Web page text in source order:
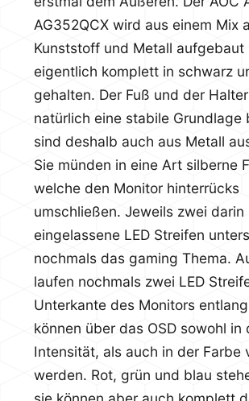
AG352QCX wird aus einem Mix
Kunststoff und Metall aufgebaut
eigentlich komplett in schwarz
gehalten. Der Fuß und der
natürlich eine stabile Grundlage
sind deshalb auch aus Metall
Sie münden in eine Art silberne
welche den Monitor hinterrücks
umschließen. Jeweils zwei darin
eingelassene LED Streifen
nochmals das gaming Thema.
laufen nochmals zwei LED
Unterkante des Monitors
können über das OSD sowohl in
Intensität, als auch in der Farbe
werden. Rot, grün und blau